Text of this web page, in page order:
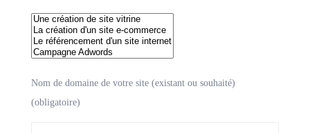
Nom de domaine de votre site (existant ou souhaité)
(obligatoire)